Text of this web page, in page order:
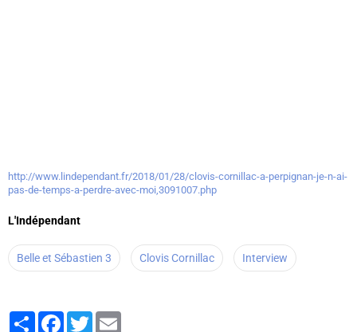
http://www.lindependant.fr/2018/01/28/clovis-cornillac-a-perpignan-je-n-ai-
pas-de-temps-a-perdre-avec-moi,3091007.php
L'Indépendant
Belle et Sébastien 3 Clovis Cornillac Interview
PartagerFacebook
Twitter